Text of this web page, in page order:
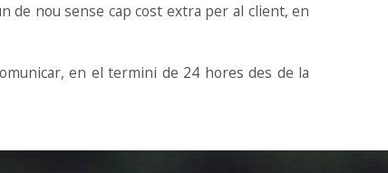
de nou sense cap cost extra per al client, en
en el termini de 24 hores des de la